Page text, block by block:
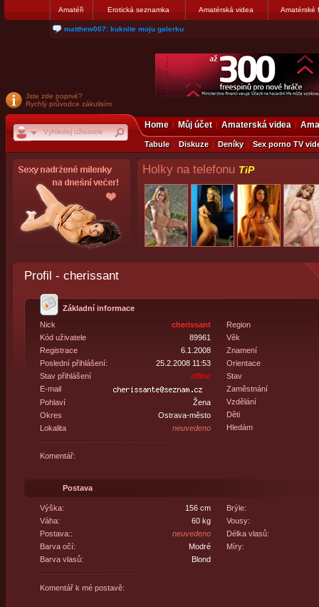
Amatéři Erotická seznamka Amatérská videa Amatérské
matthew007: kuknite moju galerku
Jste zde poprvé?
Rychlý průvodce zákulisím
Home Můj účet Amaterská videa
Tabule Diskuze Deníky Sex porno TV
Holky na telefonu TiP
Profil - cherissant
Základní informace
Nick
cherissant
Kód uživatele
89961
Registrace
6.1.2008
Poslední přihlášení:
25.2.2008 11:53
Stav přihlášení
offline
E-mail
Pohlaví
Žena
Okres
Ostrava-město
Lokalita
neuvedeno
Region
Věk
Znamení
Orientace
Stav
Zaměstnání
Vzdělání
Děti
Hledám
Komentář:
Postava
Výška:
156 cm
Váha:
60 kg
Postava::
neuvedeno
Barva očí:
Modré
Barva vlasů:
Blond
Brýle:
Vousy:
Délka vlasů:
Míry:
Komentář k mé postavě: